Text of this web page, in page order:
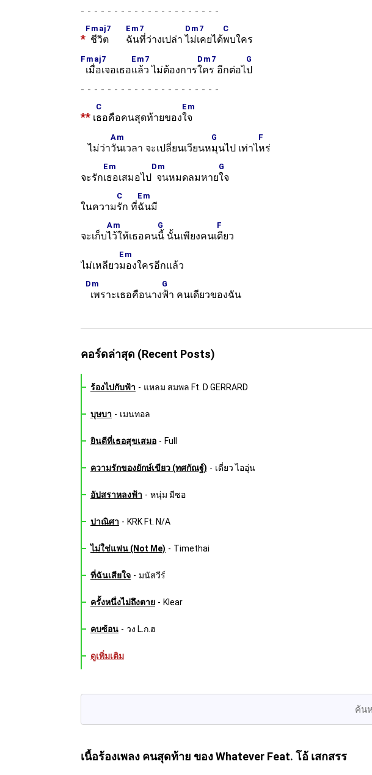
-
*
Fmaj7
ชีวิต
Em7
ฉันที่ว่างเปล่า
Dm7
ไม่เคยได้
C
พบใคร
Fmaj7
เมื่อเจอเธอ
Em7
แล้ว ไม่ต้องการ
Dm7
ใคร อีกต่อไ
G
ป
-
** เ
C
ธอคือคนสุดท้ายของ
Em
ใจ
ไม่ว่า
Am
วันเวลา จะเปลี่ยนเวียนห
G
มุนไป เท่าไ
F
หร่
จะรัก
Em
เธอเสมอไป
Dm
จนหมดลมหาย
G
ใจ
ในความ
C
รัก ที่
Em
ฉันมี
จะเก็บ
Am
ไว้ให้เธอคน
G
นี้ นั้นเพียงคนเ
F
ดียว
ไม่เหลียว
Em
มองใครอีกแล้ว
Dm
เพราะเธอคือนาง
G
ฟ้า คนเดียวของฉัน
คอร์ดล่าสุด (Recent Posts)
ร้องไปกับฟ้า - แหลม สมพล Ft. D GERRARD
บุษบา - เมนทอล
ยินดีที่เธอสุขเสมอ - Full
ความรักของยักษ์เขียว (ทศกัณฐ์) - เดี่ยว ไออุ่น
อัปสราหลงฟ้า - หนุ่ม มีซอ
ปาณิศา - KRK Ft. N/A
ไม่ใช่แฟน (Not Me) - Timethai
ที่ฉันเสียใจ - มนัสวีร์
ครั้งหนึ่งไม่ถึงตาย - Klear
คบซ้อน - วง L.ก.ฮ
ดูเพิ่มเติม
เนื้อร้องเพลง คนสุดท้าย ของ Whatever Feat. โอ้ เสกสรร